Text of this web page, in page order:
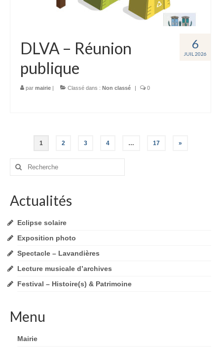
6
JUIL 2026
DLVA – Réunion
publique
par mairie | Classé dans : Non classé | 0
Navigation
des
1 2 3 4 … 17 »
Rechercher
Actualités
Eclipse solaire
Exposition photo
Spectacle – Lavandières
Lecture musicale d’archives
Festival – Histoire(s) & Patrimoine
Menu
Mairie